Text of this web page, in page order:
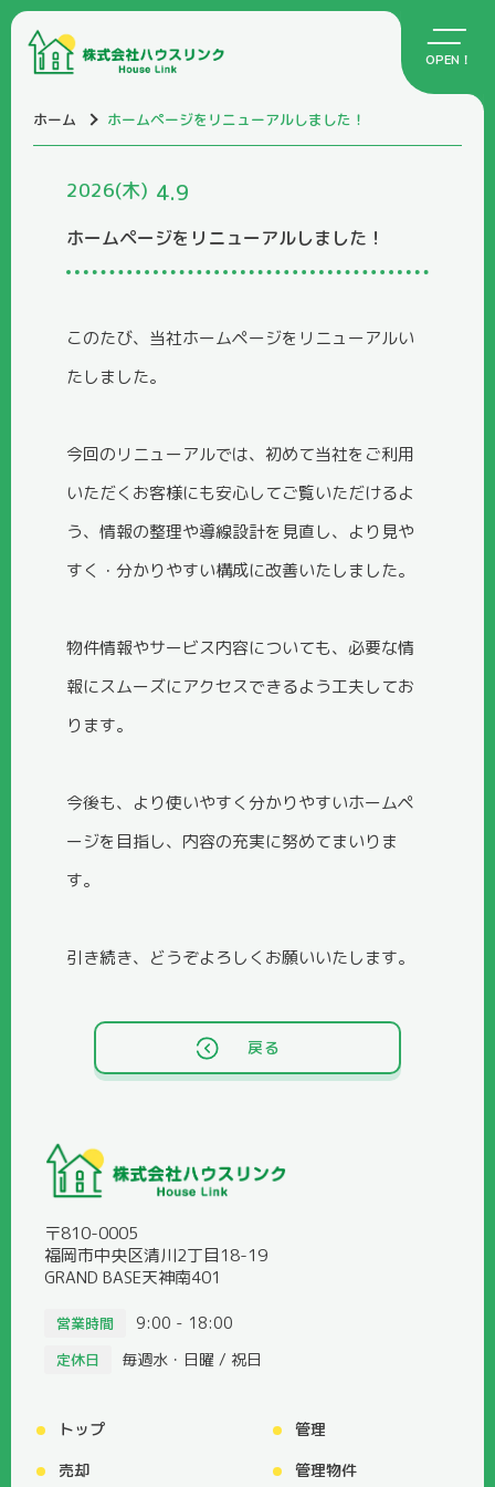
ホーム ホームページをリニューアルしました！
2026(木) 4.9
ホームページをリニューアルしました！
このたび、当社ホームページをリニューアルい
たしました。
今回のリニューアルでは、初めて当社をご利用
いただくお客様にも安心してご覧いただけるよ
う、情報の整理や導線設計を見直し、より見や
すく・分かりやすい構成に改善いたしました。
物件情報やサービス内容についても、必要な情
報にスムーズにアクセスできるよう工夫してお
ります。
今後も、より使いやすく分かりやすいホームペ
ージを目指し、内容の充実に努めてまいりま
す。
引き続き、どうぞよろしくお願いいたします。
戻る
〒810-0005
福岡市中央区清川2丁目18-19
GRAND BASE天神南401
営業時間 9:00 - 18:00
定休日 毎週水・日曜 / 祝日
トップ
管理
売却
管理物件